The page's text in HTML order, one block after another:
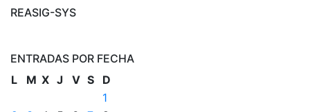
REASIG-SYS
ENTRADAS POR FECHA
L M X J V S
D
1